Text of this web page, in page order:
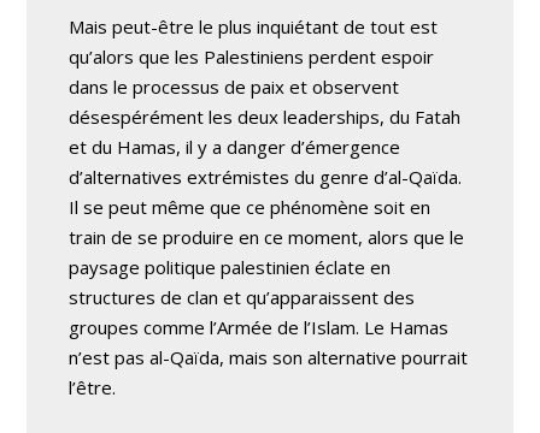
Mais peut-être le plus inquiétant de tout est
qu’alors que les Palestiniens perdent espoir
dans le processus de paix et observent
désespérément les deux leaderships, du Fatah
et du Hamas, il y a danger d’émergence
d’alternatives extrémistes du genre d’al-Qaïda.
Il se peut même que ce phénomène soit en
train de se produire en ce moment, alors que le
paysage politique palestinien éclate en
structures de clan et qu’apparaissent des
groupes comme l’Armée de l’Islam. Le Hamas
n’est pas al-Qaïda, mais son alternative pourrait
l’être.